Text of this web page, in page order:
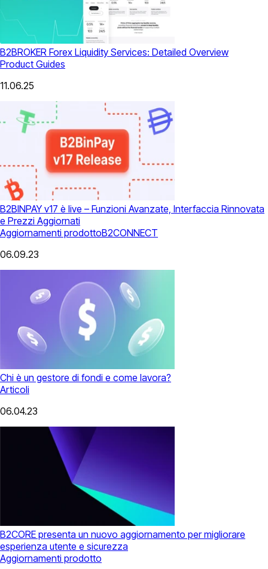
B2BROKER Forex Liquidity Services: Detailed Overview
Product Guides
11.06.25
B2BINPAY v17 è live – Funzioni Avanzate, Interfaccia Rinnovata
e Prezzi Aggiornati
Aggiornamenti prodottoB2CONNECT
06.09.23
Chi è un gestore di fondi e come lavora?
Articoli
06.04.23
B2CORE presenta un nuovo aggiornamento per migliorare
esperienza utente e sicurezza
Aggiornamenti prodotto